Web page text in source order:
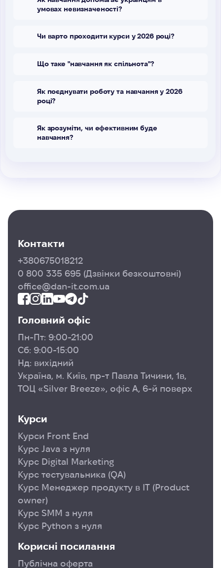
умовах невизначеності?
Чи варто проходити курси у 2026 році?
Що таке "навчання як спільнота"?
Як поєднувати роботу та навчання у 2026
році?
Як зрозуміти, чи ефективним буде
навчання?
Контакти
+380675018212
0 800 335 695 (Дзвінки безкоштовні)
office@dan-it.com.ua
Головний офіс
Пн-Пт: 9:00-21:00
Сб: 9:00-15:00
Нд: вихідний
Україна, м. Київ, пр-т Павла Тичини, 1в,
ТОЦ «Silver Breeze», офіс А, 6-й поверх
Курси
Курси Front End
Курс Java з нуля
Курс Digital Marketing
Курс тестувальника (QA)
Курс Менеджер продукту в ІТ (Product
owner)
Курс SMM з нуля
Курс Python з нуля
Корисні посилання
Публічна оферта